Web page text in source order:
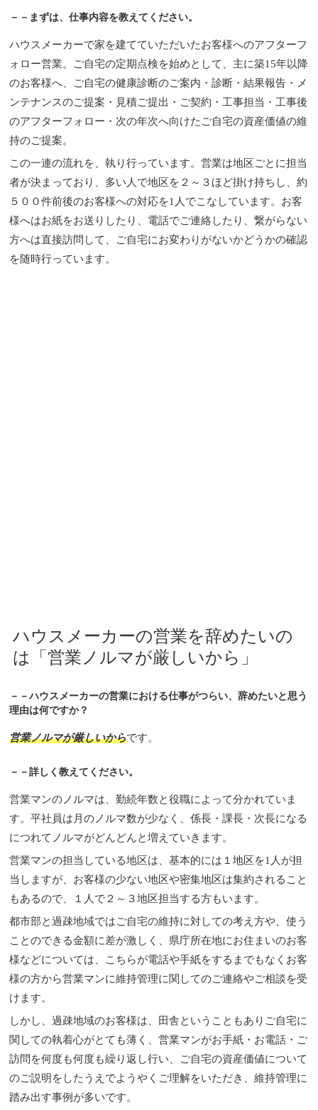
－－まずは、仕事内容を教えてください。
ハウスメーカーで家を建てていただいたお客様へのアフターフ
ォロー営業。ご自宅の定期点検を始めとして、主に築15年以降
のお客様へ、ご自宅の健康診断のご案内・診断・結果報告・メ
ンテナンスのご提案・見積ご提出・ご契約・工事担当・工事後
のアフターフォロー・次の年次へ向けたご自宅の資産価値の維
持のご提案。
この一連の流れを、執り行っています。営業は地区ごとに担当
者が決まっており、多い人で地区を２～３ほど掛け持ちし、約
５００件前後のお客様への対応を1人でこなしています。お客
様へはお紙をお送りしたり、電話でご連絡したり、繋がらない
方へは直接訪問して、ご自宅にお変わりがないかどうかの確認
を随時行っています。
ハウスメーカーの営業を辞めたいの
は「営業ノルマが厳しいから」
－－ハウスメーカーの営業における仕事がつらい、辞めたいと思う
理由は何ですか？
営業ノルマが厳しいからです。
－－詳しく教えてください。
営業マンのノルマは、勤続年数と役職によって分かれていま
す。平社員は月のノルマ数が少なく、係長・課長・次長になる
につれてノルマがどんどんと増えていきます。
営業マンの担当している地区は、基本的には１地区を1人が担
当しますが、お客様の少ない地区や密集地区は集約されること
もあるので、１人で２～３地区担当する方もいます。
都市部と過疎地域ではご自宅の維持に対しての考え方や、使う
ことのできる金額に差が激しく、県庁所在地にお住まいのお客
様などについては、こちらが電話や手紙をするまでもなくお客
様の方から営業マンに維持管理に関してのご連絡やご相談を受
けます。
しかし、過疎地域のお客様は、田舎ということもありご自宅に
関しての執着心がとても薄く、営業マンがお手紙・お電話・ご
訪問を何度も何度も繰り返し行い、ご自宅の資産価値について
のご説明をしたうえでようやくご理解をいただき、維持管理に
踏み出す事例が多いです。